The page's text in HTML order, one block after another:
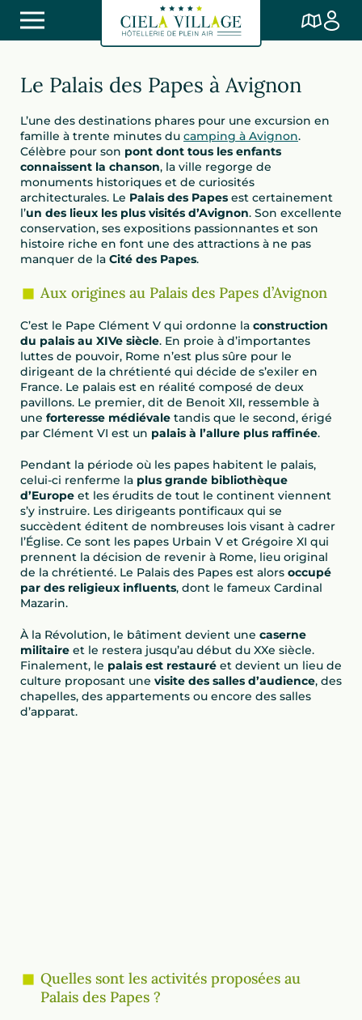
Le Palais des Papes à Avignon
L’une des destinations phares pour une excursion en
famille à trente minutes du camping à Avignon.
Célèbre pour son pont dont tous les enfants
connaissent la chanson, la ville regorge de
monuments historiques et de curiosités
architecturales. Le Palais des Papes est certainement
l’un des lieux les plus visités d’Avignon. Son excellente
conservation, ses expositions passionnantes et son
histoire riche en font une des attractions à ne pas
manquer de la Cité des Papes.
Aux origines au Palais des Papes d’Avignon
C’est le Pape Clément V qui ordonne la construction
du palais au XIVe siècle. En proie à d’importantes
luttes de pouvoir, Rome n’est plus sûre pour le
dirigeant de la chrétienté qui décide de s’exiler en
France. Le palais est en réalité composé de deux
pavillons. Le premier, dit de Benoit XII, ressemble à
une forteresse médiévale tandis que le second, érigé
par Clément VI est un palais à l’allure plus raffinée.
Pendant la période où les papes habitent le palais,
celui-ci renferme la plus grande bibliothèque
d’Europe et les érudits de tout le continent viennent
s’y instruire. Les dirigeants pontificaux qui se
succèdent éditent de nombreuses lois visant à cadrer
l’Église. Ce sont les papes Urbain V et Grégoire XI qui
prennent la décision de revenir à Rome, lieu original
de la chrétienté. Le Palais des Papes est alors occupé
par des religieux influents, dont le fameux Cardinal
Mazarin.
À la Révolution, le bâtiment devient une caserne
militaire et le restera jusqu’au début du XXe siècle.
Finalement, le palais est restauré et devient un lieu de
culture proposant une visite des salles d’audience, des
chapelles, des appartements ou encore des salles
d’apparat.
Quelles sont les activités proposées au
Palais des Papes ?